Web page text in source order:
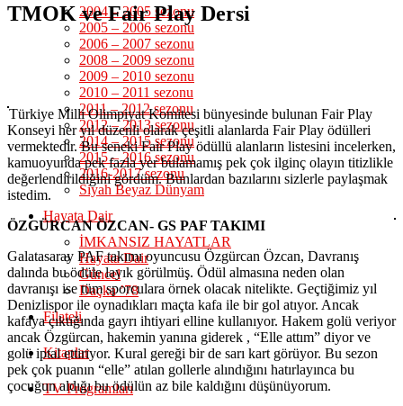
2004 – 2005 sezonu
2005 – 2006 sezonu
2006 – 2007 sezonu
2008 – 2009 sezonu
2009 – 2010 sezonu
2010 – 2011 sezonu
2011 – 2012 sezonu
2012 – 2013 sezonu
2014 – 2015 sezonu
2015 – 2016 sezonu
2016-2017 sezonu
Siyah Beyaz Dünyam
Hayata Dair
İMKANSIZ HAYATLAR
Hayata Dair
Güncel
Daçka ’78
Filateli
Kitaplar
TV Programları
TMOK ve Fair Play Dersi
Türkiye Milli Olimpiyat Komitesi bünyesinde bulunan Fair Play
Konseyi her yıl düzenli olarak çeşitli alanlarda Fair Play ödülleri
vermektedir. Bu seneki Fair Play ödüllü alanların listesini incelerken,
kamuoyunda pek fazla yer bulamamış pek çok ilginç olayın titizlikle
değerlendirildiğini gördüm. Bunlardan bazılarını sizlerle paylaşmak
istedim.
ÖZGÜRCAN ÖZCAN- GS PAF TAKIMI
Galatasaray PAF takımı oyuncusu Özgürcan Özcan, Davranış
dalında bu ödüle layık görülmüş. Ödül almasına neden olan
davranışı ise tüm sporculara örnek olacak nitelikte. Geçtiğimiz yıl
Denizlispor ile oynadıkları maçta kafa ile bir gol atıyor. Ancak
kafaya çıktığında gayrı ihtiyari elline kullanıyor. Hakem golü veriyor
ancak Özgürcan, hakemin yanına giderek , “Elle attım” diyor ve
golü iptal ettiriyor. Kural gereği bir de sarı kart görüyor. Bu sezon
pek çok puanın “elle” atılan gollerle alındığını hatırlayınca bu
çocuğun aldığı bu ödülün az bile kaldığını düşünüyorum.